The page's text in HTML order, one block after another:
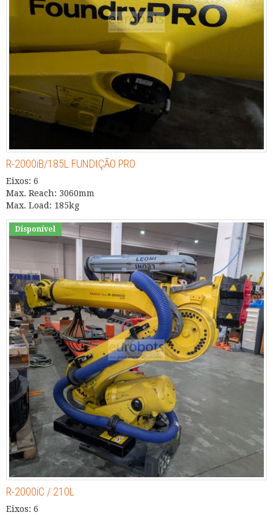
R-2000iB/185L FUNDIÇÃO PRO
Eixos: 6
Max. Reach: 3060mm
Max. Load: 185kg
Disponível
R-2000iC / 210L
Eixos: 6